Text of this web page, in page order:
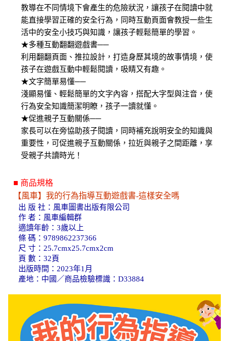
教導在不同情境下會產生的危險狀況，讓孩子在閱讀中就
能直接學習正確的安全行為，同時互動頁面會教授一些生
活中的安全小技巧與知識，讓孩子輕鬆簡單的學習。
★多種互動翻翻遊戲書──
利用翻翻頁面、推拉設計，打造身歷其境的故事情境，使
孩子在遊戲互動中輕鬆閱讀，吸睛又有趣。
★文字簡單易懂──
淺顯易懂、輕鬆簡單的文字內容，搭配大字型與注音，使
行為安全知識簡潔明瞭，孩子一讀就懂。
★促進親子互動關係──
家長可以在旁協助孩子閱讀，同時補充說明安全的知識與
重要性，可促進親子互動關係，拉近與親子之間距離，享
受親子共讀時光！
■ 商品規格
【風車】我的行為指導互動遊戲書-這樣安全嗎
出 版 社：風車圖書出版有限公司
作 者：風車編輯群
適讀年齡：3歲以上
條 碼：9789862237366
尺 寸：25.7cmx25.7cmx2cm
頁 數：32頁
出版時間：2023年1月
產地：中國／商品檢驗標識：D33884